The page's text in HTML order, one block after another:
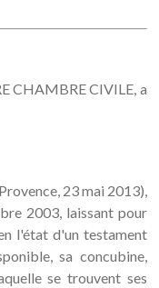
CHAMBRE CIVILE, a
23 mai 2013),
2003, laissant pour
l'état d'un testament
sa concubine,
se trouvent ses